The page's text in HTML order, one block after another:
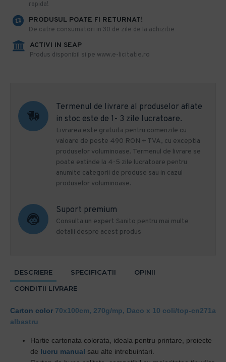
rapida!
PRODUSUL POATE FI RETURNAT!
De catre consumatori in 30 de zile de la achizitie
ACTIVI IN SEAP
Produs disponibil si pe www.e-licitatie.ro
Termenul de livrare al produselor aflate
in stoc este de 1- 3 zile lucratoare.
Livrarea este gratuita pentru comenzile cu
valoare de peste 490 RON + TVA, cu exceptia
produselor voluminoase. Termenul de livrare se
poate extinde la 4-5 zile lucratoare pentru
anumite categorii de produse sau in cazul
produselor voluminoase.
Suport premium
Consulta un expert Sanito pentru mai multe
detalii despre acest produs
DESCRIERE SPECIFICATII
OPINII
CONDITII LIVRARE
Carton color 70x100cm, 270g/mp, Daco x 10 coli/top-cn271a
albastru
Hartie cartonata colorata, ideala pentru printare, proiecte
de lucru manual sau alte intrebuintari.